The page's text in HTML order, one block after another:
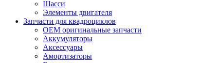
Шасси
Элементы двигателя
Запчасти для квадроциклов
OEM оригинальные запчасти
Аккумуляторы
Аксессуары
Амортизаторы